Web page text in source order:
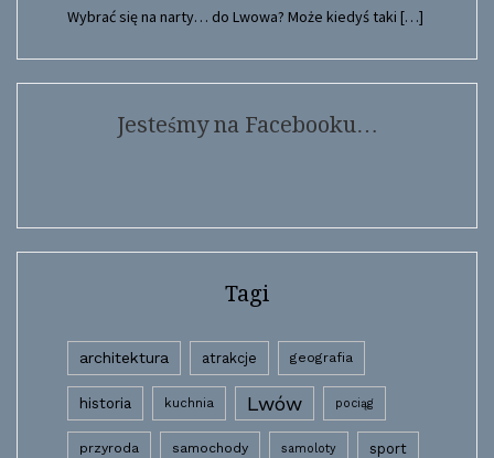
Wybrać się na narty… do Lwowa? Może kiedyś taki […]
Jesteśmy na Facebooku…
Tagi
architektura atrakcje geografia
historia kuchnia Lwów pociąg
przyroda samochody samoloty sport